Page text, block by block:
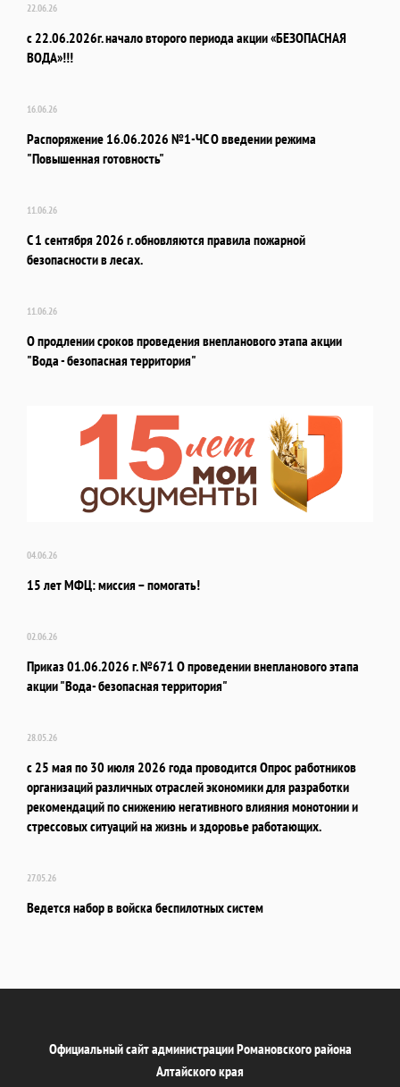
22.06.26
с 22.06.2026г. начало второго периода акции «БЕЗОПАСНАЯ
ВОДА»!!!
16.06.26
Распоряжение 16.06.2026 №1-ЧС О введении режима
"Повышенная готовность"
11.06.26
С 1 сентября 2026 г. обновляются правила пожарной
безопасности в лесах.
11.06.26
О продлении сроков проведения внепланового этапа акции
"Вода - безопасная территория"
04.06.26
15 лет МФЦ: миссия – помогать!
02.06.26
Приказ 01.06.2026 г. №671 О проведении внепланового этапа
акции "Вода- безопасная территория"
28.05.26
с 25 мая по 30 июля 2026 года проводится Опрос работников
организаций различных отраслей экономики для разработки
рекомендаций по снижению негативного влияния монотонии и
стрессовых ситуаций на жизнь и здоровье работающих.
27.05.26
Ведется набор в войска беспилотных систем
Официальный сайт администрации Романовского района
Алтайского края